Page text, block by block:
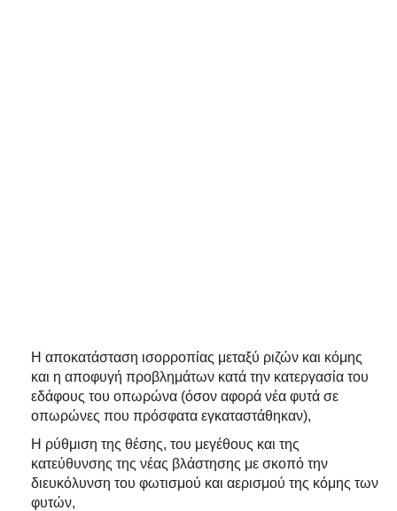
Η αποκατάσταση ισορροπίας μεταξύ ριζών και κόμης
και η αποφυγή προβλημάτων κατά την κατεργασία του
εδάφους του οπωρώνα (όσον αφορά νέα φυτά σε
οπωρώνες που πρόσφατα εγκαταστάθηκαν),
Η ρύθμιση της θέσης, του μεγέθους και της
κατεύθυνσης της νέας βλάστησης με σκοπό την
διευκόλυνση του φωτισμού και αερισμού της κόμης των
φυτών,